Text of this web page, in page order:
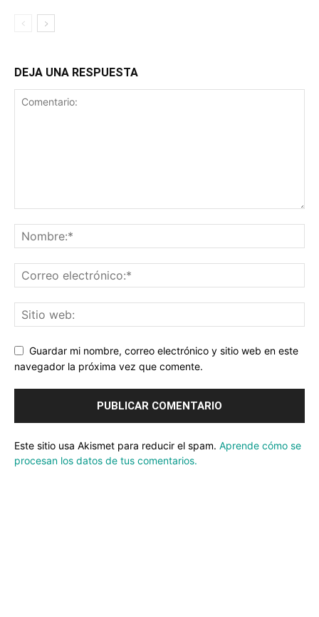
DEJA UNA RESPUESTA
Guardar mi nombre, correo electrónico y sitio web en este
navegador la próxima vez que comente.
Este sitio usa Akismet para reducir el spam. Aprende cómo se
procesan los datos de tus comentarios.